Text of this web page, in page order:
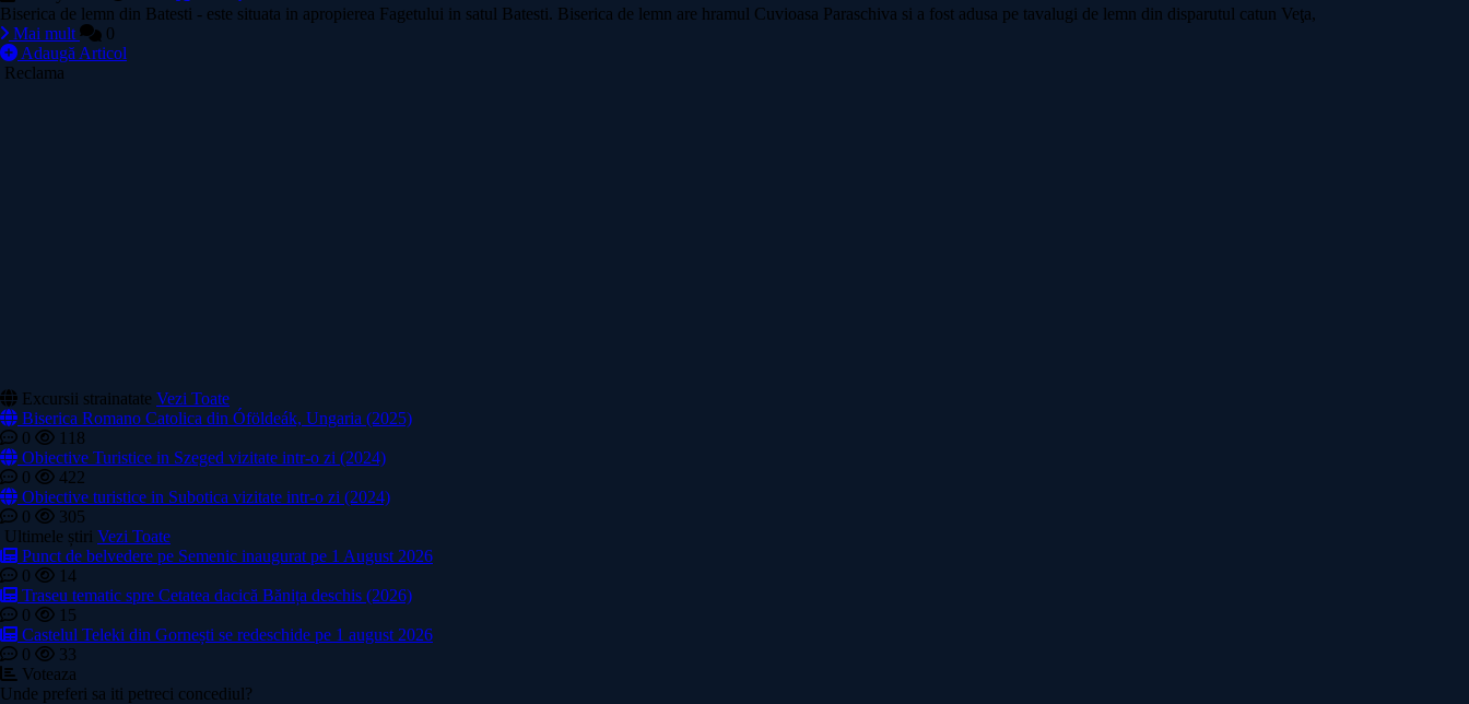
Biserica de lemn din Batesti - este situata in apropierea Fagetului in satul Batesti. Biserica de lemn are hramul Cuvioasa Paraschiva si a fost adusa pe tavalugi de lemn din disparutul catun Veţa,
Mai mult
0
Adaugă Articol
Reclama
Excursii strainatate Vezi Toate
Biserica Romano Catolica din Óföldeák, Ungaria (2025)
0
118
Obiective Turistice in Szeged vizitate intr-o zi (2024)
0
422
Obiective turistice in Subotica vizitate intr-o zi (2024)
0
305
Ultimele știri Vezi Toate
Punct de belvedere pe Semenic inaugurat pe 1 August 2026
0
14
Traseu tematic spre Cetatea dacică Bănița deschis (2026)
0
15
Castelul Teleki din Gornești se redeschide pe 1 august 2026
0
33
Voteaza
Unde preferi sa iti petreci concediul?